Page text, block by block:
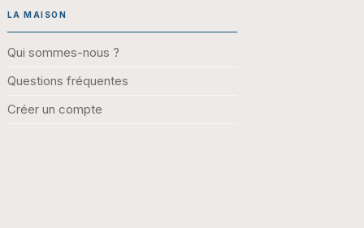
LA MAISON
Qui sommes-nous ?
Questions fréquentes
Créer un compte